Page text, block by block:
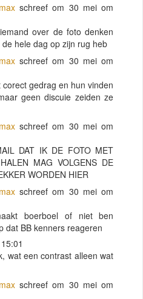
schreef om 30 mei om
over de foto denken
hele dag op zijn rug heb
schreef om 30 mei om
gedrag en hun vinden
geen discuie zeiden ze
schreef om 30 mei om
DAT IK DE FOTO MET
MAG VOLGENS DE
WORDEN HIER
schreef om 30 mei om
boerboel of niet ben
dat BB kenners reageren
wat een contrast alleen wat
schreef om 30 mei om